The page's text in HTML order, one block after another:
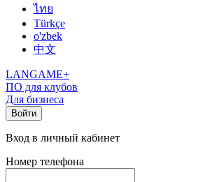
ไทย
Türkçe
o'zbek
中文
LANGAME+
ПО для клубов
Для бизнеса
Войти
Вход в личный кабинет
Номер телефона